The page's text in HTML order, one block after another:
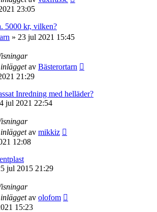
23:05
5000 kr, vilken?
» 23 jul 2021 15:45
inläggetav Bästerortarn
21:29
Inredning med helläder?
jul 2021 22:54
inläggetav mikkiz
12:08
jul 2015 21:29
inläggetav olofom
15:23